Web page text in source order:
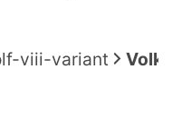
viii-variant